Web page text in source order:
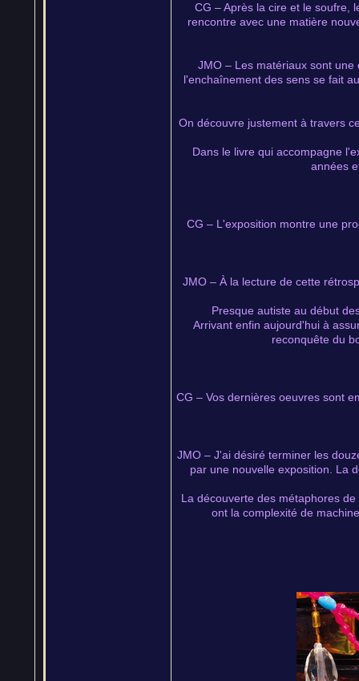
CG – Après la cire et le soufre,
rencontre avec une matière
JMO – Les matériaux sont
l'enchaînement des sens se fait
On découvre justement à travers
Dans le livre qui accompagne
années
CG – L'exposition montre une
JMO – À la lecture de cette
Presque autiste au début
Arrivant enfin aujourd'hui à
reconquête du
CG – Vos dernières oeuvres sont
JMO – J'ai désiré terminer les
par une nouvelle exposition. La
La découverte des métaphores
ont la complexité de